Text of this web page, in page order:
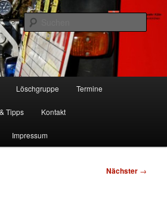
RD
Löschgruppe Rodenkirchen
Löschgruppe Termine
Tipps Kontakt
Impressum
Nächster →